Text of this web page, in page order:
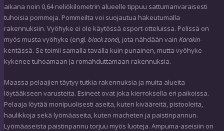
aikana noin 0,64 neliökilometrin alueelle tippuu sattumanvaraisesti
tuhoisia pommeja. Pommeilta voi suojautua hakeutumalla
rakennuksiin. Vyöhyke ei ole käytössä esport-otteluissa. Pelissä on
myös musta vyöhyke (engl. black zone), jota nähdään vain Karakin-
kentässä. Se toimii samalla tavalla kuin punainen, mutta vyöhyke
kykenee tuhoamaan ja romahduttamaan rakennuksia.
Maassa pelaajien täytyy tutkia rakennuksia ja muita alueita
löytääkseen varusteita. Esineet ovat joka kierroksella eri paikoissa.
Pelaaja löytää monipuolisesti aseita, kuten kivääreitä, pistooleita,
haulikkoja sekä lyömäaseita, kuten macheten ja paistinpannun.
Lyömäaseista paistinpannu torjuu myös luoteja. Ampuma-aseisiin on